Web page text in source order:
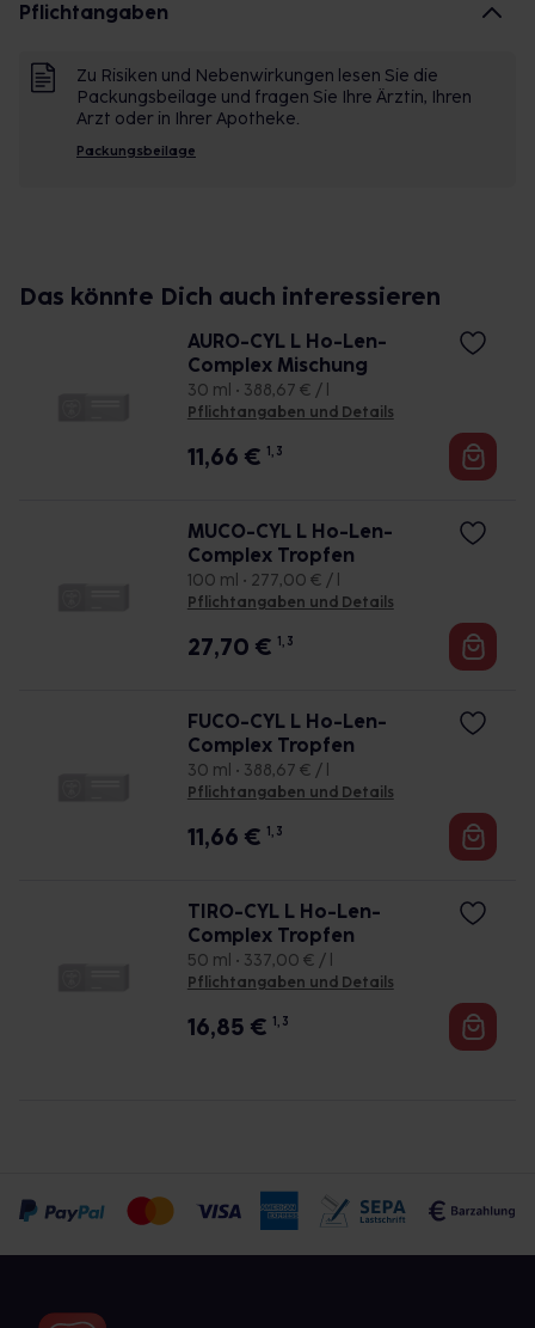
Pflichtangaben
Zu Risiken und Nebenwirkungen lesen Sie die
Packungsbeilage und fragen Sie Ihre Ärztin, Ihren
Arzt oder in Ihrer Apotheke.
Packungsbeilage
Das könnte Dich auch interessieren
AURO-CYL L Ho-Len-
Complex Mischung
30 ml • 388,67 € / l
Pflichtangaben und Details
11,66 € 1, 3
MUCO-CYL L Ho-Len-
Complex Tropfen
100 ml • 277,00 € / l
Pflichtangaben und Details
27,70 € 1, 3
FUCO-CYL L Ho-Len-
Complex Tropfen
30 ml • 388,67 € / l
Pflichtangaben und Details
11,66 € 1, 3
TIRO-CYL L Ho-Len-
Complex Tropfen
50 ml • 337,00 € / l
Pflichtangaben und Details
16,85 € 1, 3